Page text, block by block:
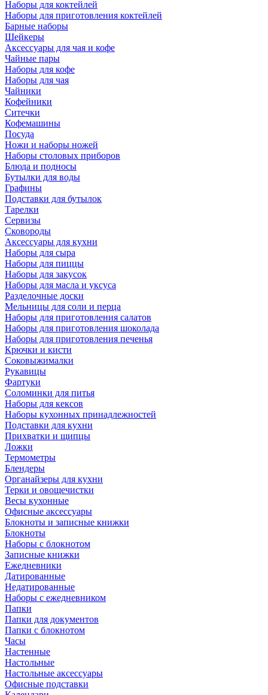
Наборы для коктейлей
Наборы для приготовления коктейлей
Барные наборы
Шейкеры
Аксессуары для чая и кофе
Чайные пары
Наборы для кофе
Наборы для чая
Чайники
Кофейники
Ситечки
Кофемашины
Посуда
Ножи и наборы ножей
Наборы столовых приборов
Блюда и подносы
Бутылки для воды
Графины
Подставки для бутылок
Тарелки
Сервизы
Сковороды
Аксессуары для кухни
Наборы для сыра
Наборы для пиццы
Наборы для закусок
Наборы для масла и уксуса
Разделочные доски
Мельницы для соли и перца
Наборы для приготовления салатов
Наборы для приготовления шоколада
Наборы для приготовления печенья
Крючки и кисти
Соковыжималки
Рукавицы
Фартуки
Соломинки для питья
Наборы для кексов
Наборы кухонных принадлежностей
Подставки для кухни
Прихватки и щипцы
Ложки
Термометры
Блендеры
Органайзеры для кухни
Терки и овощечистки
Весы кухонные
Офисные аксессуары
Блокноты и записные книжки
Блокноты
Наборы с блокнотом
Записные книжки
Ежедневники
Датированные
Недатированные
Наборы с ежедневником
Папки
Папки для документов
Папки с блокнотом
Часы
Настенные
Настольные
Настольные аксессуары
Офисные подставки